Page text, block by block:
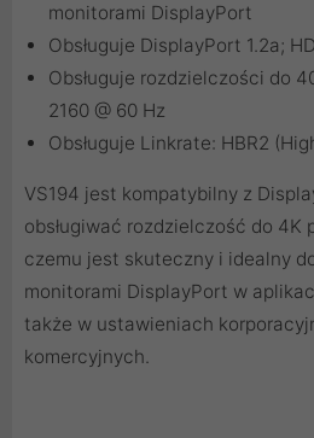
monitorami DisplayPort
Obsługuje DisplayPort 1.2a;
Obsługuje rozdzielczości do
2160 @ 60 Hz
Obsługuje Linkrate: HBR2
VS194 jest kompatybilny z
obsługiwać rozdzielczość do 4K
czemu jest skuteczny i idealny
monitorami DisplayPort w
także w ustawieniach
komercyjnych.